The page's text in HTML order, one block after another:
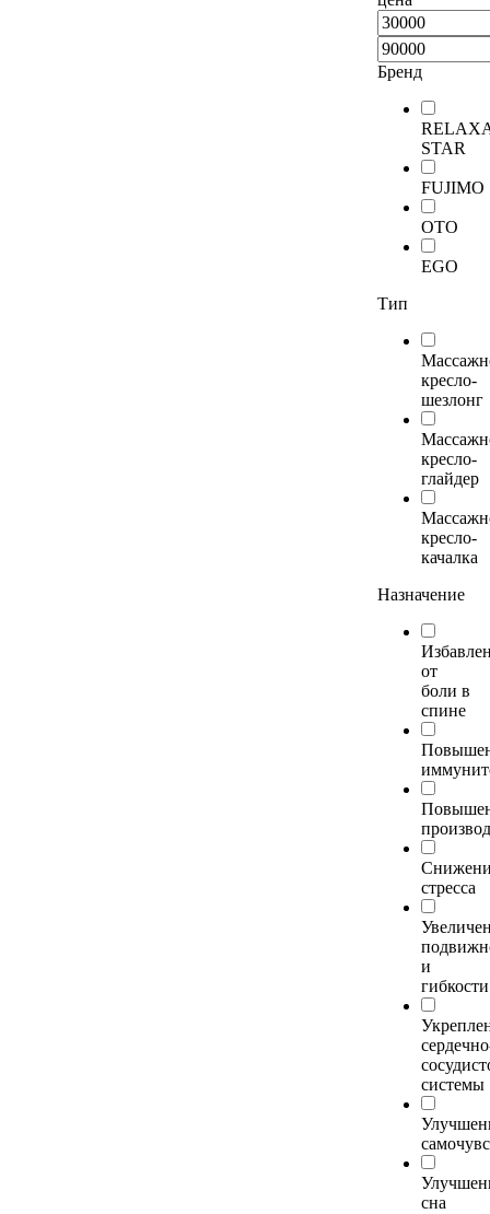
Бренд
STAR
FUJIMO
OTO
EGO
Тип
кресло-
шезлонг
кресло-
глайдер
кресло-
качалка
Назначение
от
боли в
спине
стресса
и
гибкости
системы
сна